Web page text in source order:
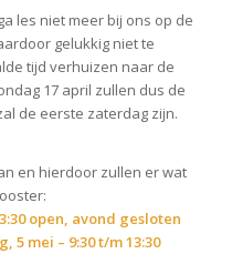
les niet meer bij ons op de
gelukkig niet te
tijd verhuizen naar de
17 april zullen dus de
de eerste zaterdag zijn.
en hierdoor zullen er wat
open, avond gesloten
mei – 9:30 t/m 13:30